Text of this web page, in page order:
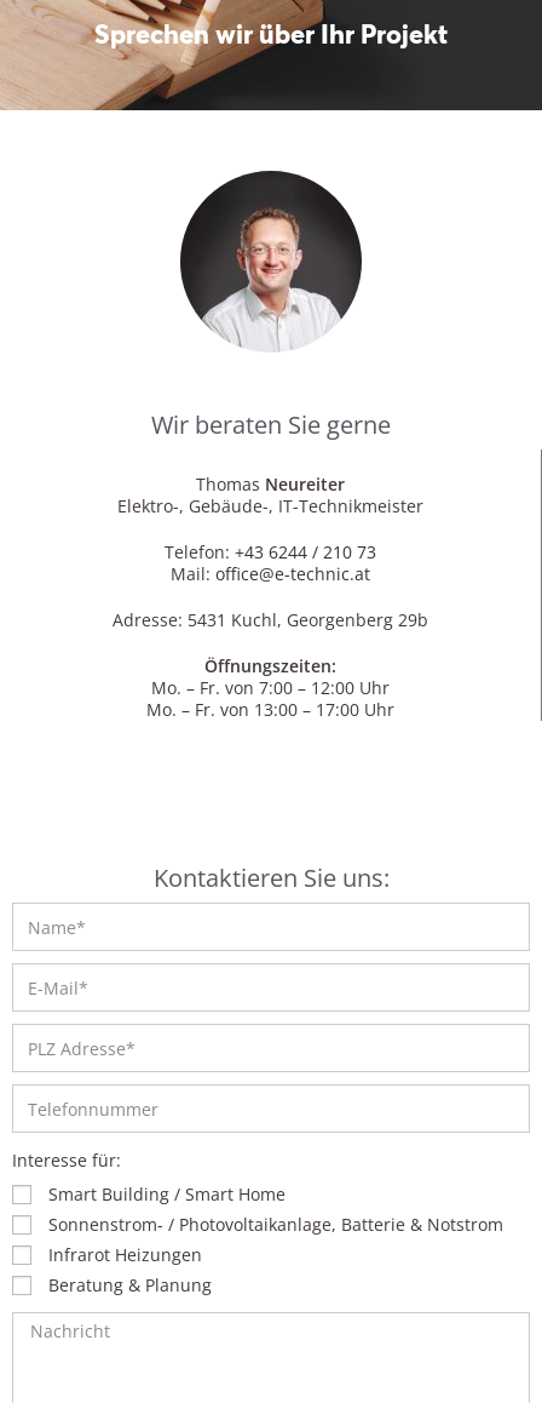
Sprechen wir über Ihr Projekt
Wir beraten Sie gerne
Thomas Neureiter
Elektro-, Gebäude-, IT-Technikmeister
Telefon: +43 6244 / 210 73
Mail: office@e-technic.at
Adresse: 5431 Kuchl, Georgenberg 29b
Öffnungszeiten:
Mo. – Fr. von 7:00 – 12:00 Uhr
Mo. – Fr. von 13:00 – 17:00 Uhr
Kontaktieren Sie uns:
Interesse für:
Smart Building / Smart Home
Sonnenstrom- / Photovoltaikanlage, Batterie & Notstrom
Infrarot Heizungen
Beratung & Planung